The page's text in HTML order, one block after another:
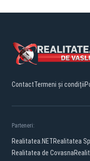
ContactTermeni și condiții
Parteneri:
Realitatea.NETRealitatea
Realitatea de Covasna